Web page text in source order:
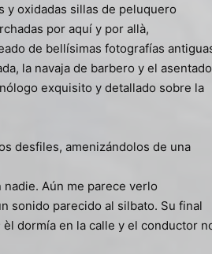
y oxidadas sillas de peluquero
por aquí y por allà,
de bellísimas fotografías
la navaja de barbero y el
exquisito y detallado sobre la
desfiles, amenizándolos de una
Aún me parece verlo
sonido parecido al silbato. Su final
dormía en la calle y el conductor